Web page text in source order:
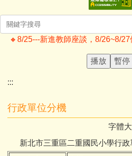
🔸️8/25---新進教師座談，8/26~8/
播放 暫停
:::
行政單位分機
字體
新北市三重區二重國民小學行